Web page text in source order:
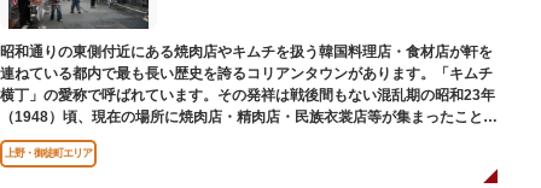
昭和通りの東側付近にある焼肉店やキムチを扱う韓国料理店・食材店が軒を
連ねている都内で最も長い歴史を誇るコリアンタウンがあります。「キムチ
横丁」の愛称で呼ばれています。その発祥は戦後間もない混乱期の昭和23年
（1948）頃、現在の場所に焼肉店・精肉店・民族衣裳店等が集まったことに
端を発しています。
上野・御徒町エリア